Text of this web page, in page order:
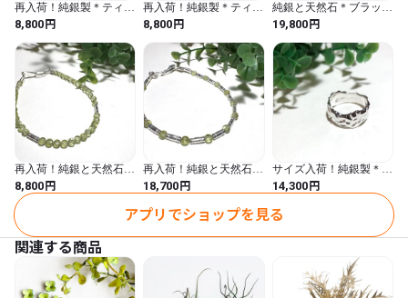
仙台駅東口にてSHOP営業中！
〒983-0852
宮城県仙台市宮城野区榴岡4-5-1
福島屋ビル1階
Lajemmicaラジェミカ
(アイリッシュパブTHE HA'PENNY BRIDGEさんの隣に併設です♪)
お近くの方はぜひ店舗にもお越しくださいませ。
再入荷！純銀製＊ティア
ドロップピアス
8,800円
再入荷！純銀製＊ティア
ドロップペンダント
8,800円
純銀と天然石＊ブラック
スピネル×純銀パーツブ
レスレット 8月誕生石
19,800円
再入荷！純銀と天然石＊
ペリドットブレスレット
8月誕生石
8,800円
再入荷！純銀と天然石＊
ペリドット×純銀パーツ
ブレスレット【送料無
料】
18,700円
サイズ入荷！純銀製＊ツ
チ目リング メンズにも
◎【送料無料】
14,300円
アプリでショップを見る
関連する商品